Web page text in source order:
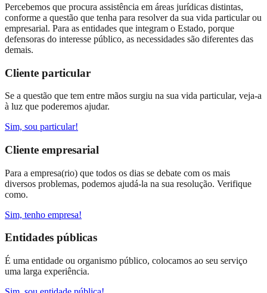
Percebemos que procura assistência em áreas jurídicas distintas,
conforme a questão que tenha para resolver da sua vida particular ou
empresarial. Para as entidades que integram o Estado, porque
defensoras do interesse público, as necessidades são diferentes das
demais.
Cliente particular
Se a questão que tem entre mãos surgiu na sua vida particular, veja-a
à luz que poderemos ajudar.
Sim, sou particular!
Cliente empresarial
Para a empresa(rio) que todos os dias se debate com os mais
diversos problemas, podemos ajudá-la na sua resolução. Verifique
como.
Sim, tenho empresa!
Entidades públicas
É uma entidade ou organismo público, colocamos ao seu serviço
uma larga experiência.